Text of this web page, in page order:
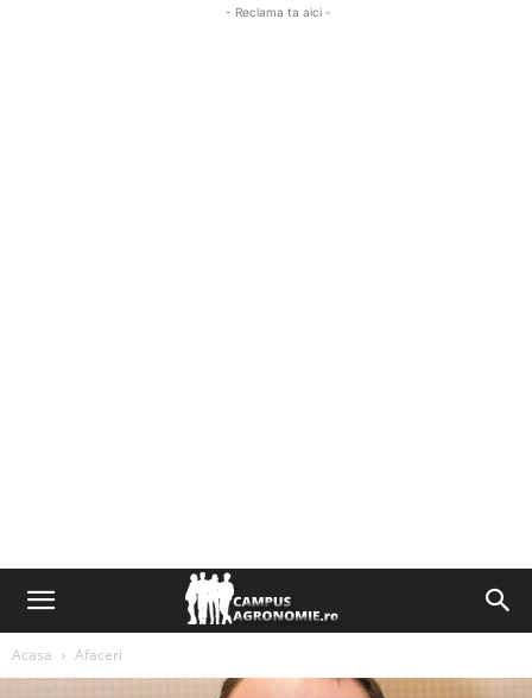
- Reclama ta aici -
Acasa Afaceri